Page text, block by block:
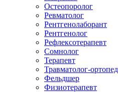
Остеопоролог
Ревматолог
Рентгенолаборант
Рентгенолог
Рефлексотерапевт
Сомнолог
Терапевт
Травматолог-ортопед
Фельдшер
Физиотерапевт